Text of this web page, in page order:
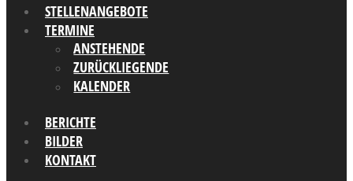
STELLENANGEBOTE
TERMINE
ANSTEHENDE
ZURÜCKLIEGENDE
KALENDER
BERICHTE
BILDER
KONTAKT